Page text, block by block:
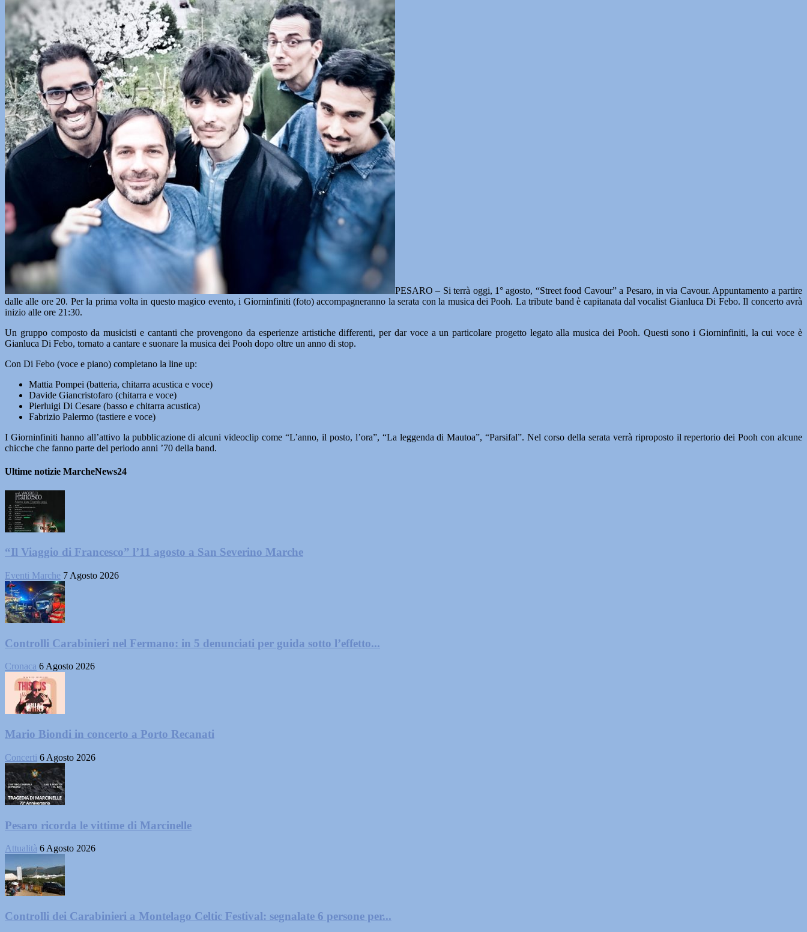
PESARO – Si terrà oggi, 1° agosto, “Street food Cavour” a Pesaro, in via Cavour. Appuntamento a partire
dalle alle ore 20. Per la prima volta in questo magico evento, i Giorninfiniti (foto) accompagneranno la serata con la musica dei Pooh. La tribute band è capitanata dal vocalist Gianluca Di Febo. Il concerto avrà
inizio alle ore 21:30.
Un gruppo composto da musicisti e cantanti che provengono da esperienze artistiche differenti, per dar voce a un particolare progetto legato alla musica dei Pooh. Questi sono i Giorninfiniti, la cui voce è
Gianluca Di Febo, tornato a cantare e suonare la musica dei Pooh dopo oltre un anno di stop.
Con Di Febo (voce e piano) completano la line up:
Mattia Pompei (batteria, chitarra acustica e voce)
Davide Giancristofaro (chitarra e voce)
Pierluigi Di Cesare (basso e chitarra acustica)
Fabrizio Palermo (tastiere e voce)
I Giorninfiniti hanno all’attivo la pubblicazione di alcuni videoclip come “L’anno, il posto, l’ora”, “La leggenda di Mautoa”, “Parsifal”. Nel corso della serata verrà riproposto il repertorio dei Pooh con alcune
chicche che fanno parte del periodo anni ’70 della band.
Ultime notizie MarcheNews24
“Il Viaggio di Francesco” l’11 agosto a San Severino Marche
Eventi Marche 7 Agosto 2026
Controlli Carabinieri nel Fermano: in 5 denunciati per guida sotto l’effetto...
Cronaca 6 Agosto 2026
Mario Biondi in concerto a Porto Recanati
Concerti 6 Agosto 2026
Pesaro ricorda le vittime di Marcinelle
Attualità 6 Agosto 2026
Controlli dei Carabinieri a Montelago Celtic Festival: segnalate 6 persone per...